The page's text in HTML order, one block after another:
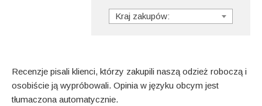
Kraj zakupów:
Recenzje pisali klienci, którzy zakupili naszą odzież roboczą i
osobiście ją wypróbowali. Opinia w języku obcym jest
tłumaczona automatycznie.